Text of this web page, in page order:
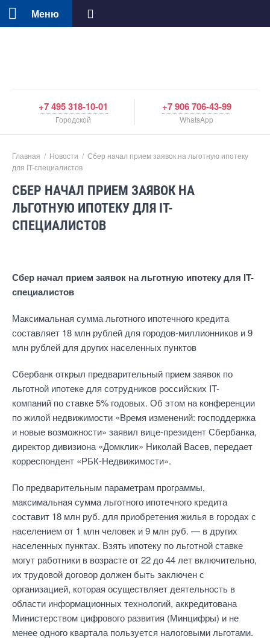
Меню
+7 495 318-10-01
Городской
+7 906 706-43-99
WhatsApp
Главная / Новости / Сбер начал прием заявок на льготную ипотеку
для IT-специалистов
СБЕР НАЧАЛ ПРИЕМ ЗАЯВОК НА
ЛЬГОТНУЮ ИПОТЕКУ ДЛЯ IT-
СПЕЦИАЛИСТОВ
Сбер начал прием заявок на льготную ипотеку для IT-
специалистов
Максимальная сумма льготного ипотечного кредита
составляет 18 млн рублей для городов-миллионников и 9
млн рублей для других населенных пунктов
Сбербанк открыл предварительный прием заявок по
льготной ипотеке для сотрудников российских IT-
компаний по ставке 5% годовых. Об этом на конференции
по жилой недвижимости «Время изменений: господдержка
и новые возможности» заявил вице-президент Сбербанка,
директор дивизиона «Домклик» Николай Васев, передает
корреспондент «РБК-Недвижимости».
По предварительным параметрам программы,
максимальная сумма льготного ипотечного кредита
составит 18 млн руб. для приобретения жилья в городах с
населением от 1 млн человек и 9 млн руб. — в других
населенных пунктах. Взять ипотеку по льготной ставке
могут работники в возрасте от 22 до 44 лет включительно,
их трудовой договор должен быть заключен с
организацией, которая осуществляет деятельность в
области информационных технологий, аккредитована
Министерством цифрового развития (Минцифры) и не
менее одного квартала пользуется налоговыми льготами.